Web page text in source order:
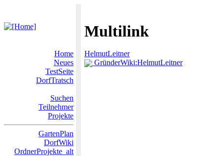
Multilink
Home
Neues
TestSeite
DorfTratsch
Suchen
Teilnehmer
Projekte
GartenPlan
DorfWiki
OrdnerProjekte_alt
HelmutLeitner
GründerWiki:HelmutLeitner